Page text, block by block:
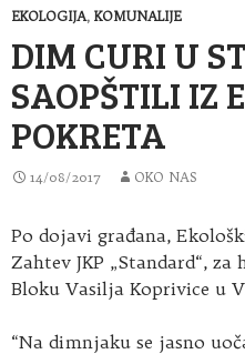
EKOLOGIJA, KOMUNALIJE
DIM CURI U
SAOPŠTILI IZ
POKRETA
14/08/2017 OKO NAS
Po dojavi građana,
Zahtev JKP „Standard“,
Bloku Vasilja Koprivice u
“Na dimnjaku se jasno